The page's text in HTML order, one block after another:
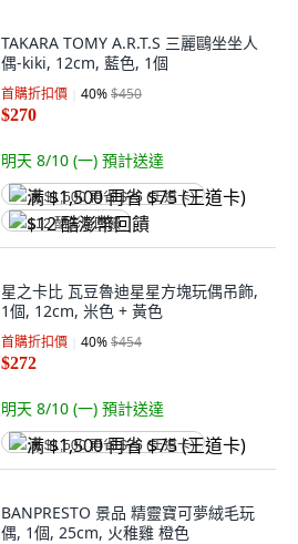
TAKARA TOMY A.R.T.S 三麗鷗坐坐人
偶-kiki, 12cm, 藍色, 1個
首購折扣價 40%$450
$270
明天 8/10 (一) 預計送達
满 $1,500 再省 $75 (王道卡)
$12 酷澎幣回饋
星之卡比 瓦豆魯迪星星方塊玩偶吊飾,
1個, 12cm, 米色 + 黃色
首購折扣價 40%$454
$272
明天 8/10 (一) 預計送達
满 $1,500 再省 $75 (王道卡)
BANPRESTO 景品 精靈寶可夢絨毛玩
偶, 1個, 25cm, 火稚雞 橙色